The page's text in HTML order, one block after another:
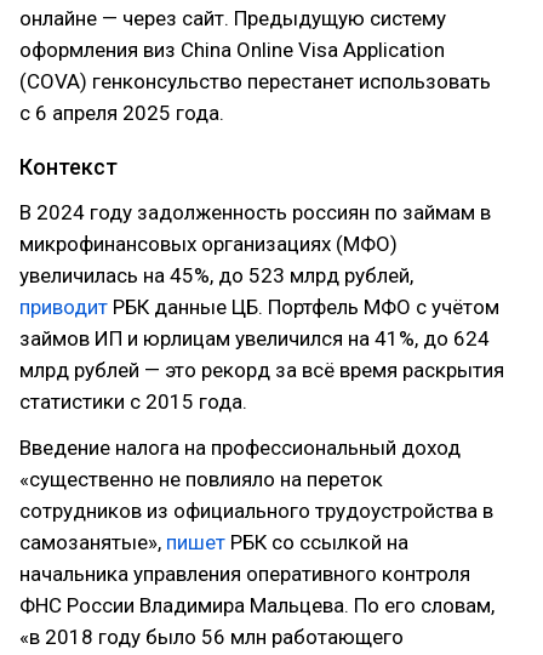
онлайне — через сайт. Предыдущую систему
оформления виз China Online Visa Application
(COVA) генконсульство перестанет использовать
с 6 апреля 2025 года.
Контекст
В 2024 году задолженность россиян по займам в
микрофинансовых организациях (МФО)
увеличилась на 45%, до 523 млрд рублей,
приводит РБК данные ЦБ. Портфель МФО с учётом
займов ИП и юрлицам увеличился на 41%, до 624
млрд рублей — это рекорд за всё время раскрытия
статистики с 2015 года.
Введение налога на профессиональный доход
«существенно не повлияло на переток
сотрудников из официального трудоустройства в
самозанятые», пишет РБК со ссылкой на
начальника управления оперативного контроля
ФНС России Владимира Мальцева. По его словам,
«в 2018 году было 56 млн работающего